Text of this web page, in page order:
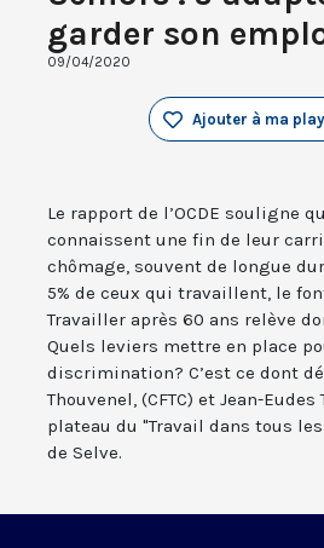
garder son
09/04/2020
Ajouter à ma
Le rapport de l’OCDE souligne
connaissent une fin de leur
chômage, souvent de longue
5% de ceux qui travaillent, le
Travailler après 60 ans relève
Quels leviers mettre en place
discrimination? C’est ce dont
Thouvenel, (CFTC) et Jean-Eudes
plateau du "Travail dans tous
de Selve.